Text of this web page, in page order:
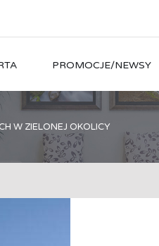
PROMOCJE/NEWSY
W ZIELONEJ OKOLICY